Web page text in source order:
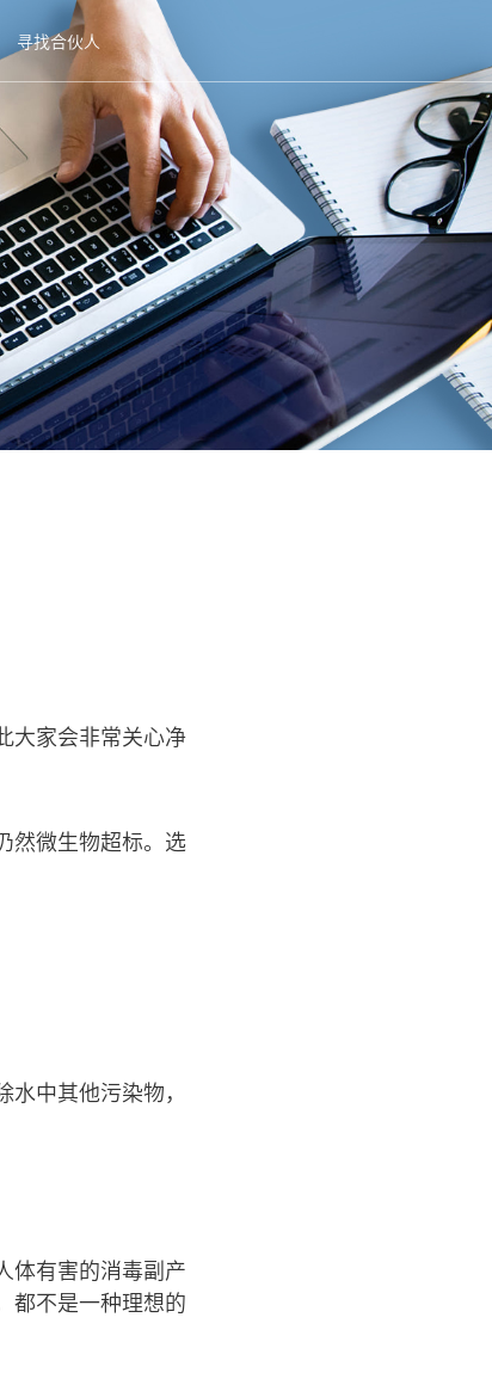
寻找合伙人
大家会非常关心净
然微生物超标。选
中其他污染物，
体有害的消毒副产
都不是一种理想的